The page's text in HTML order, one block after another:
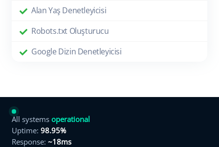
Alan Yaş Denetleyicisi
Robots.txt Oluşturucu
Google Dizin Denetleyicisi
All systems operational
Uptime: 98.95%
Response: ~18ms